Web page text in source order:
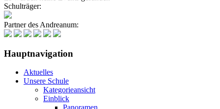
Schulträger:
Partner des Andreanum:
Hauptnavigation
Aktuelles
Unsere Schule
Kategorieansicht
Einblick